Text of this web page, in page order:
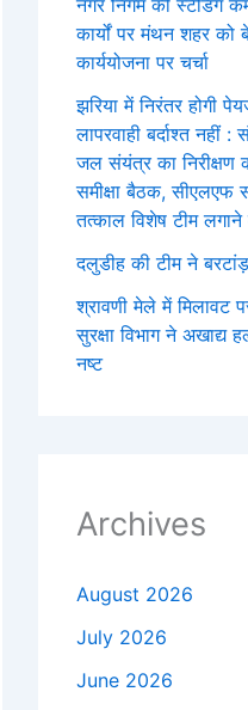
नगर निगम की स्टैंडिंग
कार्यों पर मंथन शहर को
कार्ययोजना पर चर्चा
झरिया में निरंतर होगी
लापरवाही बर्दाश्त नहीं
जल संयंत्र का निरीक्षण
समीक्षा बैठक, सीएलएफ
तत्काल विशेष टीम लगाने
दलुडीह की टीम ने
श्रावणी मेले में मिलावट
सुरक्षा विभाग ने अखाद्य
नष्ट
Archives
August 2026
July 2026
June 2026